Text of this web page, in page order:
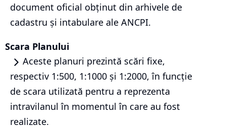
document oficial obținut din arhivele de
cadastru și intabulare ale ANCPI.
Scara Planului
Aceste planuri prezintă scări fixe,
respectiv 1:500, 1:1000 și 1:2000, în funcție
de scara utilizată pentru a reprezenta
intravilanul în momentul în care au fost
realizate.